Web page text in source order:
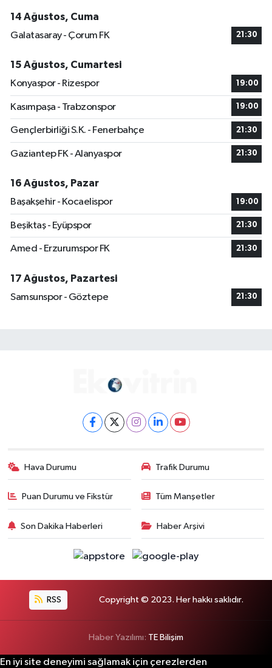
14 Ağustos, Cuma
Galatasaray - Çorum FK
21:30
15 Ağustos, Cumartesi
Konyaspor - Rizespor
19:00
Kasımpaşa - Trabzonspor 19:00
Gençlerbirliği S.K. - Fenerbahçe 21:30
Gaziantep FK - Alanyaspor 21:30
16 Ağustos, Pazar
Başakşehir - Kocaelispor
19:00
Beşiktaş - Eyüpspor 21:30
Amed - Erzurumspor FK 21:30
17 Ağustos, Pazartesi
Samsunspor - Göztepe
21:30
Hava Durumu Trafik Durumu
Puan Durumu ve Fikstür Tüm Manşetler
Son Dakika Haberleri Haber Arşivi
RSS Copyright © 2023. Her hakkı saklıdır.
Haber Yazılımı: TE Bilişim
En iyi site deneyimi sağlamak için çerezlerden